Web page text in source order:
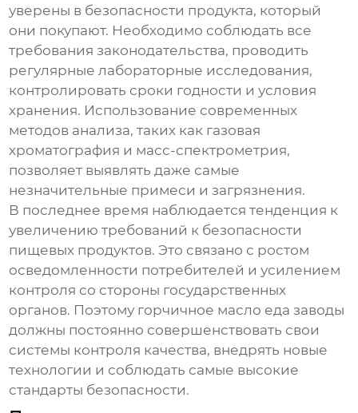
уверены в безопасности продукта, который
они покупают. Необходимо соблюдать все
требования законодательства, проводить
регулярные лабораторные исследования,
контролировать сроки годности и условия
хранения. Использование современных
методов анализа, таких как газовая
хроматография и масс-спектрометрия,
позволяет выявлять даже самые
незначительные примеси и загрязнения.
В последнее время наблюдается тенденция к
увеличению требований к безопасности
пищевых продуктов. Это связано с ростом
осведомленности потребителей и усилением
контроля со стороны государственных
органов. Поэтому горчичное масло еда заводы
должны постоянно совершенствовать свои
системы контроля качества, внедрять новые
технологии и соблюдать самые высокие
стандарты безопасности.